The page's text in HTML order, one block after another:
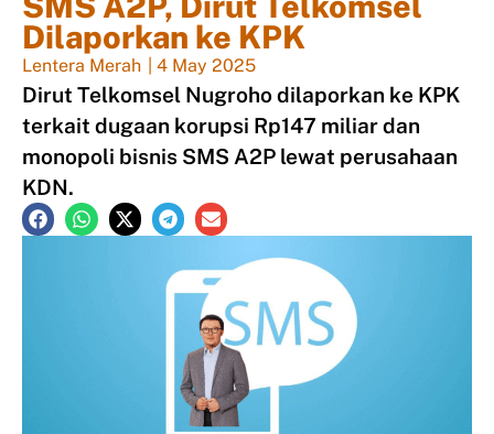
Dilaporkan ke KPK
Lentera Merah 4 May 2025
Dirut Telkomsel Nugroho dilaporkan ke KPK
terkait dugaan korupsi Rp147 miliar dan
monopoli bisnis SMS A2P lewat perusahaan
KDN.